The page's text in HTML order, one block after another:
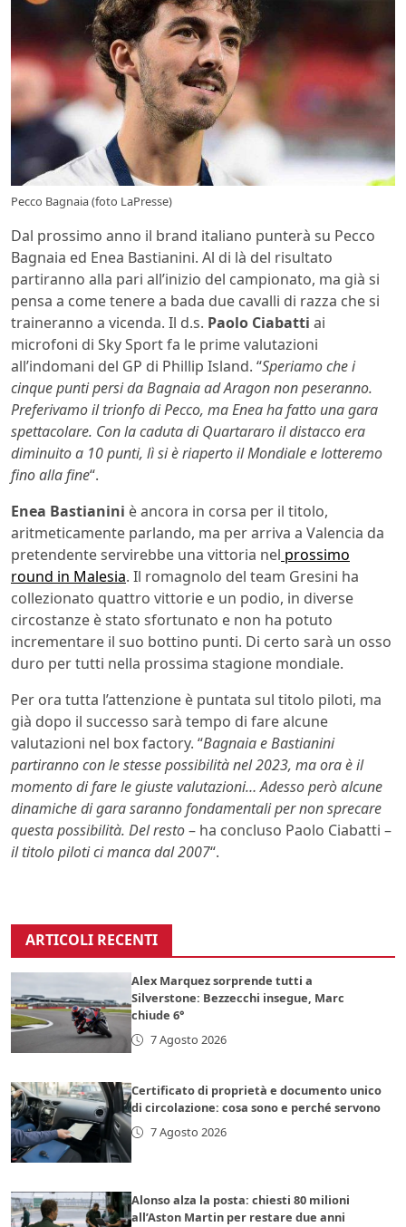
Pecco Bagnaia (foto LaPresse)
Dal prossimo anno il brand italiano punterà su Pecco
Bagnaia ed Enea Bastianini. Al di là del risultato
partiranno alla pari all’inizio del campionato, ma già si
pensa a come tenere a bada due cavalli di razza che si
traineranno a vicenda. Il d.s. Paolo Ciabatti ai
microfoni di Sky Sport fa le prime valutazioni
all’indomani del GP di Phillip Island. “Speriamo che i
cinque punti persi da Bagnaia ad Aragon non peseranno.
Preferivamo il trionfo di Pecco, ma Enea ha fatto una gara
spettacolare. Con la caduta di Quartararo il distacco era
diminuito a 10 punti, lì si è riaperto il Mondiale e lotteremo
fino alla fine“.
Enea Bastianini è ancora in corsa per il titolo,
aritmeticamente parlando, ma per arriva a Valencia da
pretendente servirebbe una vittoria nel prossimo
round in Malesia. Il romagnolo del team Gresini ha
collezionato quattro vittorie e un podio, in diverse
circostanze è stato sfortunato e non ha potuto
incrementare il suo bottino punti. Di certo sarà un osso
duro per tutti nella prossima stagione mondiale.
Per ora tutta l’attenzione è puntata sul titolo piloti, ma
già dopo il successo sarà tempo di fare alcune
valutazioni nel box factory. “Bagnaia e Bastianini
partiranno con le stesse possibilità nel 2023, ma ora è il
momento di fare le giuste valutazioni… Adesso però alcune
dinamiche di gara saranno fondamentali per non sprecare
questa possibilità. Del resto– ha concluso Paolo Ciabatti –
il titolo piloti ci manca dal 2007“.
ARTICOLI RECENTI
Alex Marquez sorprende tutti a
Silverstone: Bezzecchi insegue, Marc
chiude 6°
7 Agosto 2026
Certificato di proprietà e documento unico
di circolazione: cosa sono e perché servono
7 Agosto 2026
Alonso alza la posta: chiesti 80 milioni
all’Aston Martin per restare due anni